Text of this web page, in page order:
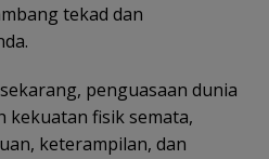
tekad dan
penguasaan dunia
kekuatan fisik semata,
keterampilan, dan